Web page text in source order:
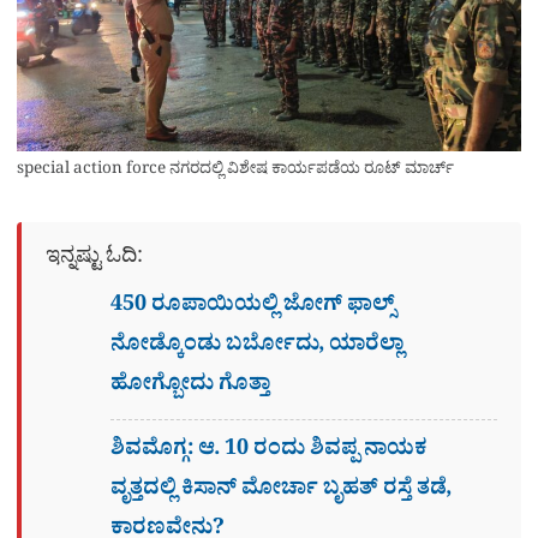
special action force ನಗರದಲ್ಲಿ ವಿಶೇಷ ಕಾರ್ಯಪಡೆಯ ರೂಟ್​ ಮಾರ್ಚ್​​
ಇನ್ನಷ್ಟು ಓದಿ:
450 ರೂಪಾಯಿಯಲ್ಲಿ ಜೋಗ್​ ಫಾಲ್ಸ್​
ನೋಡ್ಕೊಂಡು ಬರ್ಬೋದು, ಯಾರೆಲ್ಲಾ
ಹೋಗ್ಬೋದು ಗೊತ್ತಾ
ಶಿವಮೊಗ್ಗ: ಆ. 10 ರಂದು ಶಿವಪ್ಪ ನಾಯಕ
ವೃತ್ತದಲ್ಲಿ ಕಿಸಾನ್ ಮೋರ್ಚಾ ಬೃಹತ್ ರಸ್ತೆ ತಡೆ,
ಕಾರಣವೇನು?